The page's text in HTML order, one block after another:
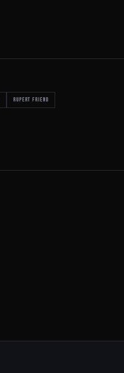
Rupert Friend